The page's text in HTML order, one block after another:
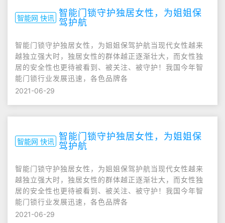
智能网 快讯 智能门锁守护独居女性，为姐姐保
驾护航
智能门锁守护独居女性，为姐姐保驾护航当现代女性越来
越独立强大时，独居女性的群体越正逐渐壮大，而女性独
居的安全性也更待被看到、被关注、被守护！我国今年智
能门锁行业发展迅速，各色品牌各
2021-06-29
智能网 快讯 智能门锁守护独居女性，为姐姐保
驾护航
智能门锁守护独居女性，为姐姐保驾护航当现代女性越来
越独立强大时，独居女性的群体越正逐渐壮大，而女性独
居的安全性也更待被看到、被关注、被守护！我国今年智
能门锁行业发展迅速，各色品牌各
2021-06-29